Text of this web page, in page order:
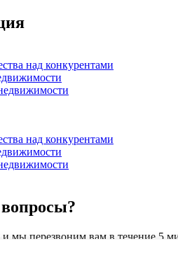
над конкурентами
над конкурентами
и мы перезвоним вам в течение 5